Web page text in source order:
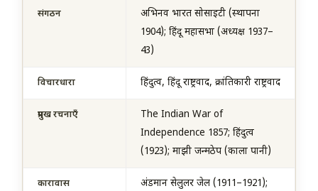
संगठन
अभिनव भारत सोसाइटी (स्थापना
1904); हिंदू महासभा (अध्यक्ष 1937–
43)
विचारधारा हिंदुत्व, हिंदू राष्ट्रवाद, क्रांतिकारी राष्ट्रवाद
प्रमुख रचनाएँ
The Indian War of
Independence 1857; हिंदुत्व
(1923); माझी जन्मठेप (काला पानी)
कारावास
अंडमान सेलुलर जेल (1911–1921);